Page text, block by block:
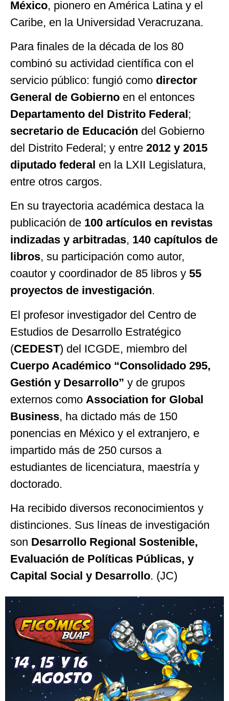
México, pionero en América Latina y el
Caribe, en la Universidad Veracruzana.
Para finales de la década de los 80
combinó su actividad científica con el
servicio público: fungió como director
General de Gobierno en el entonces
Departamento del Distrito Federal;
secretario de Educación del Gobierno
del Distrito Federal; y entre 2012 y 2015
diputado federal en la LXII Legislatura,
entre otros cargos.
En su trayectoria académica destaca la
publicación de 100 artículos en revistas
indizadas y arbitradas, 140 capítulos de
libros, su participación como autor,
coautor y coordinador de 85 libros y 55
proyectos de investigación.
El profesor investigador del Centro de
Estudios de Desarrollo Estratégico
(CEDEST) del ICGDE, miembro del
Cuerpo Académico “Consolidado 295,
Gestión y Desarrollo” y de grupos
externos como Association for Global
Business, ha dictado más de 150
ponencias en México y el extranjero, e
impartido más de 250 cursos a
estudiantes de licenciatura, maestría y
doctorado.
Ha recibido diversos reconocimientos y
distinciones. Sus líneas de investigación
son Desarrollo Regional Sostenible,
Evaluación de Políticas Públicas, y
Capital Social y Desarrollo. (JC)